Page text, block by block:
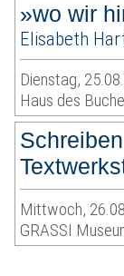
»wo wir
Elisabeth
Dienstag,
Haus des
Mittwoch,
GRASSI